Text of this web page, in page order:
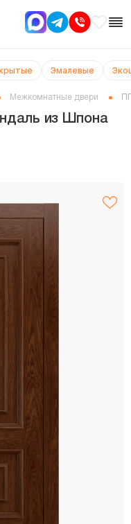
Эмалевые
Межкомнатные двери
из Шпона